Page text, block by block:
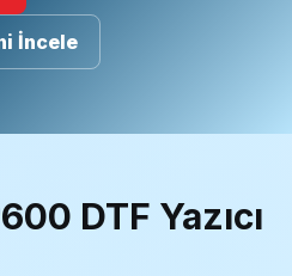
İncele
DTF Yazıcı